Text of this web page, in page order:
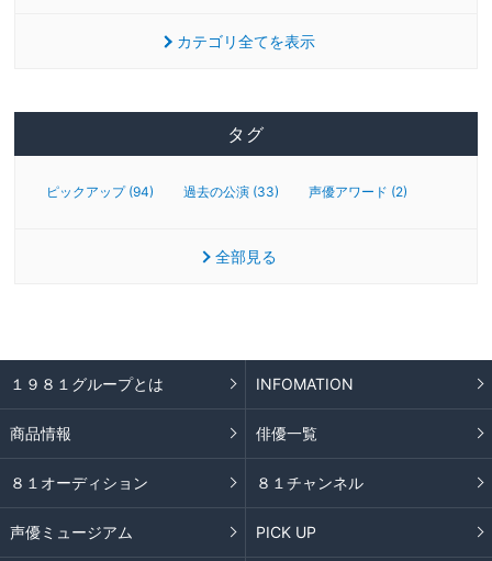
カテゴリ全てを表示
タグ
ピックアップ (94) 過去の公演 (33) 声優アワード (2)
全部見る
１９８１グループとは INFOMATION
商品情報 俳優一覧
８１オーディション ８１チャンネル
声優ミュージアム PICK UP